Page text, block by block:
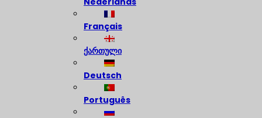
Français
ქართული
Deutsch
Português